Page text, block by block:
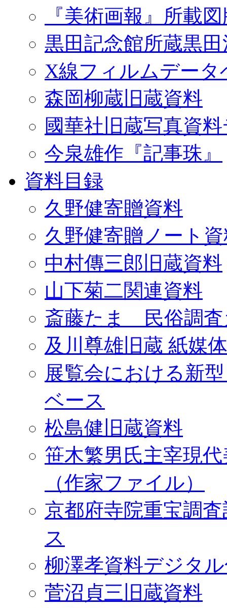
『美術画報』所載
黒田記念館所蔵黒
X線フィルムデータ
森岡柳蔵旧蔵資料
國華社旧蔵写真資
今泉雄作『記事珠』
資料目録
久野健寄贈資料
久野健寄贈ノート
中村傳三郎旧蔵資料
山下菊二関連資料
斎藤たま 民俗調査
及川尊雄旧蔵 紙媒
展覧会における新
ベース
松島健旧蔵資料
笹木繁男氏主宰現
（作家ファイル）
京都府寺院重宝調
ス
柳澤孝資料デジタ
菅沼貞三旧蔵資料